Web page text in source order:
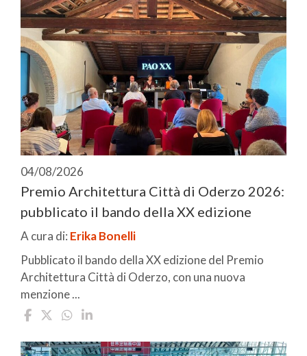
04/08/2026
Premio Architettura Città di Oderzo 2026:
pubblicato il bando della XX edizione
A cura di: Erika Bonelli
Pubblicato il bando della XX edizione del Premio
Architettura Città di Oderzo, con una nuova
menzione ...